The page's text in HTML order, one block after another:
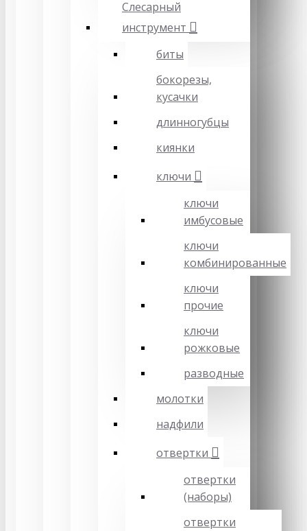
Слесарный
инструмент
биты
бокорезы,
кусачки
длинногубцы
киянки
ключи
ключи
имбусовые
ключи
комбинированные
ключи
прочие
ключи
рожковые
разводные
молотки
надфили
отвертки
отвертки
(наборы)
отвертки